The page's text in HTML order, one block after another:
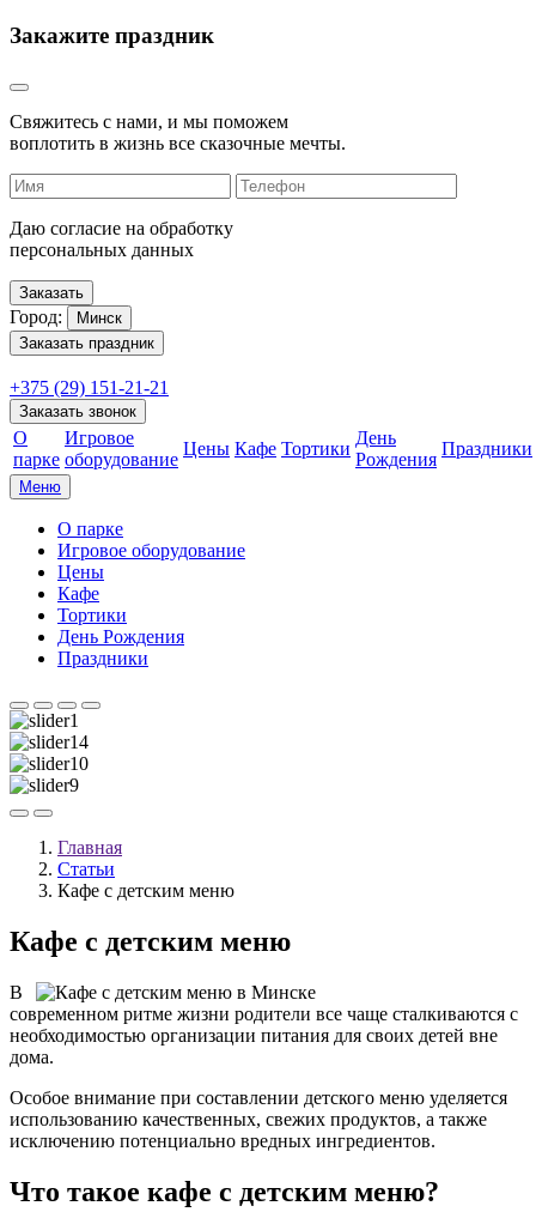
Закажите праздник
Свяжитесь с нами, и мы поможем
воплотить в жизнь все сказочные мечты.
Даю согласие на обработку
персональных данных
Заказать
Город: Минск
+375 (29) 151-21-21
О
парке
Игровое
оборудование
Цены Кафе Тортики
День
Рождения
Праздники
Меню
О парке
Игровое оборудование
Цены
Кафе
Тортики
День Рождения
Праздники
Главная
Статьи
Кафе с детским меню
Кафе с детским меню
В
современном ритме жизни родители все чаще сталкиваются с
необходимостью организации питания для своих детей вне
дома.
Особое внимание при составлении детского меню уделяется
использованию качественных, свежих продуктов, а также
исключению потенциально вредных ингредиентов.
Что такое кафе с детским меню?